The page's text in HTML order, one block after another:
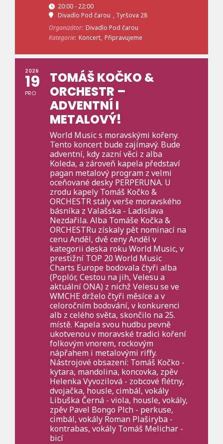
20:00 - 22:00
Divadlo Pod čarou , Tyršova 28
Organizátor: Divadlo Pod čarou
Kategorie: Koncert, Připravujeme
2026
19
PRO
TOMÁŠ KOČKO &
ORCHESTR –
ADVENTNÍ I
METALOVÝ!
World Music s moravskými kořeny.
Tento koncert bude zajímavý. Bude
adventní, kdy zazní věci z alba
Koleda, a zároveň kapela představí
pagan metalový program z velmi
oceňované desky PERPERUNA. U
zrodu kapely Tomáš Kočko &
ORCHESTR stály verše moravského
básníka z Valašska - Ladislava
Nezdařila. Alba Tomáše Kočka &
ORCHESTRu získaly pět nominací na
cenu Anděl, dvě ceny Anděl v
kategorii deska roku World Music, v
prestižní TOP 20 World Music
Charts Europe bodovala čtyři alba
(Poplór, Cestou na jih, Velesu a
aktuální ONA) z nichž Velesu se ve
WMCHE drželo čtyři měsíce a v
celoročním bodování, v konkurenci
alb z celého světa, skončilo na 25.
místě. Kapela svou hudbu pevně
ukotvenou v moravské tradici koření
folkovým vnorem, rockovým
nápřahem i metalovými riffy.
Nástrojové obsazení: Tomáš Kočko -
kytara, mandolina, koncovka, zpěv
Helenka Vyvozilová - zobcové flétny,
dvojačka, housle, cimbál, vokály
Libuška Černá - viola, housle, vokály,
zpěv Pavel Bongo Plch - perkuse,
cimbál, vokály Roman Plaširyba -
kontrabas, vokály Tomáš Melichar -
bicí